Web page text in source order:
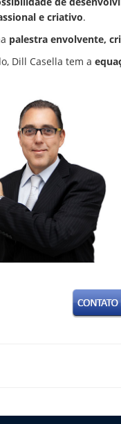
e criativo.
palestra envolvente,
Dill Casella tem a